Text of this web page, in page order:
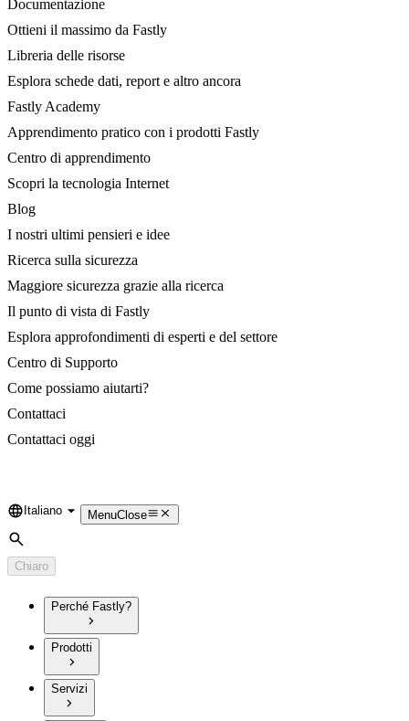
Documentazione
Ottieni il massimo da Fastly
Libreria delle risorse
Esplora schede dati, report e altro ancora
Fastly Academy
Apprendimento pratico con i prodotti Fastly
Centro di apprendimento
Scopri la tecnologia Internet
Blog
I nostri ultimi pensieri e idee
Ricerca sulla sicurezza
Maggiore sicurezza grazie alla ricerca
Il punto di vista di Fastly
Esplora approfondimenti di esperti e del settore
Centro di Supporto
Come possiamo aiutarti?
Contattaci
Contattaci oggi
Language
Italiano MenuClose
Cerca
Chiaro
Perché Fastly?
Prodotti
Servizi